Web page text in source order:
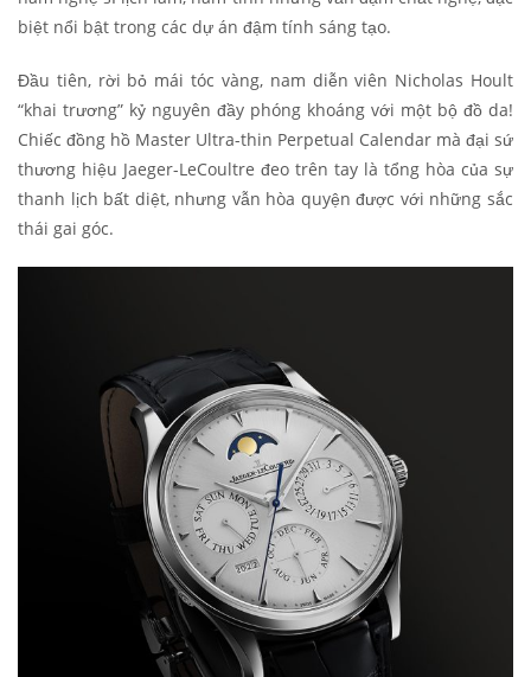
biệt nổi bật trong các dự án đậm tính sáng tạo.
Đầu tiên, rời bỏ mái tóc vàng, nam diễn viên Nicholas Hoult
“khai trương” kỷ nguyên đầy phóng khoáng với một bộ đồ da!
Chiếc đồng hồ Master Ultra-thin Perpetual Calendar mà đại sứ
thương hiệu Jaeger-LeCoultre đeo trên tay là tổng hòa của sự
thanh lịch bất diệt, nhưng vẫn hòa quyện được với những sắc
thái gai góc.